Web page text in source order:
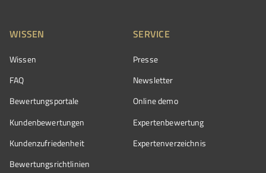
WISSEN
Wissen
FAQ
Bewertungsportale
Kundenbewertungen
Kundenzufriedenheit
Bewertungs­richtlinien
SERVICE
Presse
Newsletter
Online demo
Expertenbewertung
Expertenverzeichnis